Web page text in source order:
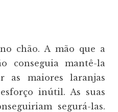
chão. A mão que a
conseguia mantê-la
as maiores laranjas
inútil. As suas
segurá-las.